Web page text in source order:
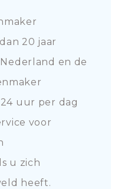
20 jaar
en de
uur per dag
voor
u zich
heeft.